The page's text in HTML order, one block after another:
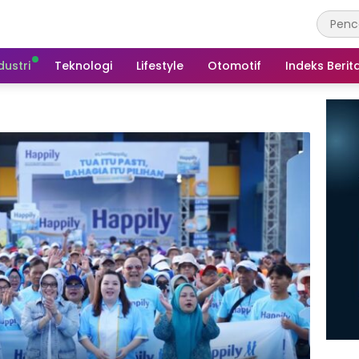
Teknologi Lifestyle Otomotif Indeks